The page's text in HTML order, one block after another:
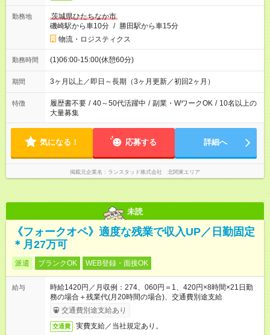
勤務地
茨城県ひたちなか市
磯崎駅から車10分 / 勝田駅から車15分
物流・ロジスティクス
勤務時間 (1)06:00-15:00(休憩60分)
期間 3ヶ月以上／即日～長期（3ヶ月更新／初回2ヶ月）
特徴 履歴書不要 / 40～50代活躍中 / 副業・WワークOK / 10名以上の
大量募集
気になる！ 応募する 詳細へ
掲載元企業名 ランスタッド株式会社 北関東エリア
未読
《フォークオペ》適度な残業で収入UP／日勤固定
＊月27万可
派遣 ブランクOK WEB登録・面接OK
給与
時給1420円／月収例：274、060円＝1、420円×8時間×21日勤
務の場合＋残業代(月20時間の場合)、交通費別途支給
交通費別途支給あり
交通費 実費支給／当社規定あり。